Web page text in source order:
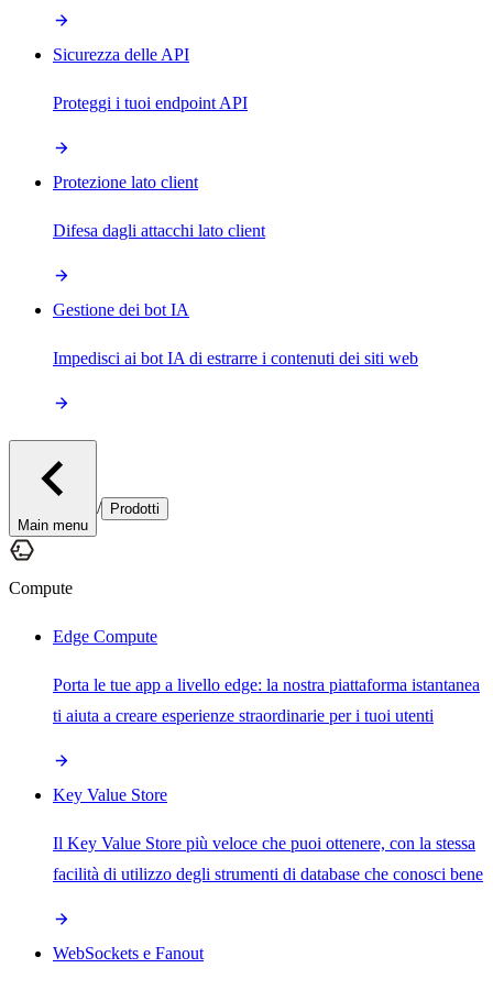
Sicurezza delle API
Proteggi i tuoi endpoint API
Protezione lato client
Difesa dagli attacchi lato client
Gestione dei bot IA
Impedisci ai bot IA di estrarre i contenuti dei siti web
Main menu
/ Prodotti
Compute
Edge Compute
Porta le tue app a livello edge: la nostra piattaforma istantanea
ti aiuta a creare esperienze straordinarie per i tuoi utenti
Key Value Store
Il Key Value Store più veloce che puoi ottenere, con la stessa
facilità di utilizzo degli strumenti di database che conosci bene
WebSockets e Fanout